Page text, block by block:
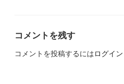
ー
コメントを残す
コメントを投稿するにはログイン